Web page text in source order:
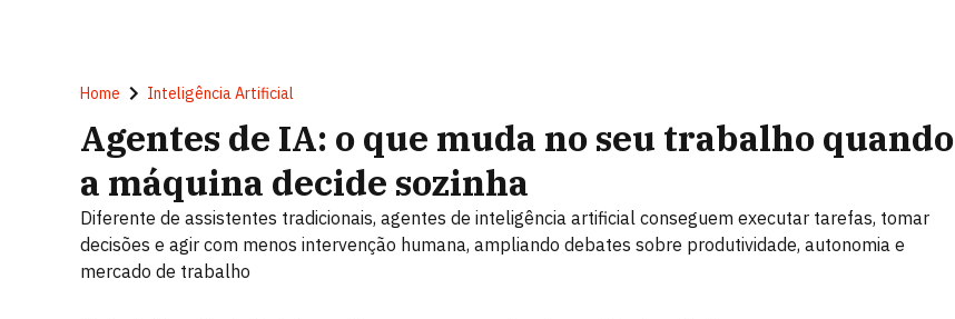
Home Inteligência Artificial
Agentes de IA: o que muda no seu trabalho quando
a máquina decide sozinha
Diferente de assistentes tradicionais, agentes de inteligência artificial conseguem executar tarefas, tomar
decisões e agir com menos intervenção humana, ampliando debates sobre produtividade, autonomia e
mercado de trabalho